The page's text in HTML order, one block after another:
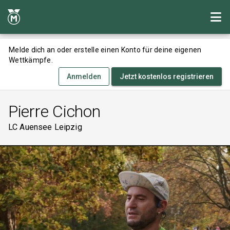
Melde dich an oder erstelle einen Konto für deine eigenen
Wettkämpfe.
Anmelden
Jetzt kostenlos registrieren
Pierre Cichon
LC Auensee Leipzig